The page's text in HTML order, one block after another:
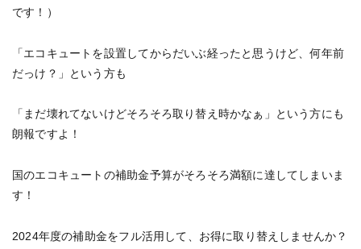
です！）
「エコキュートを設置してからだいぶ経ったと思うけど、何年前
だっけ？」という方も
「まだ壊れてないけどそろそろ取り替え時かなぁ」という方にも
朗報ですよ！
国のエコキュートの補助金予算がそろそろ満額に達してしまいま
す！
2024年度の補助金をフル活用して、お得に取り替えしませんか？